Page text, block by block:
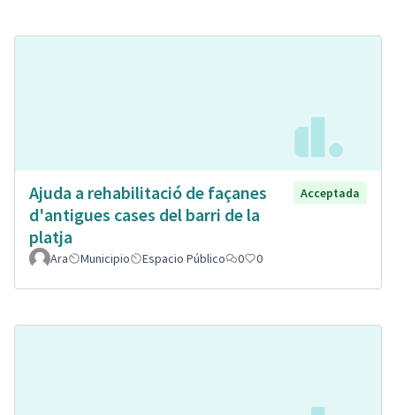
Ajuda a rehabilitació de façanes
d'antigues cases del barri de la
platja
Acceptada
Ara Municipio Espacio Público 0 0